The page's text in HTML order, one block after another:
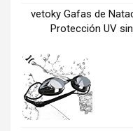
vetoky Gafas de
Protección UV